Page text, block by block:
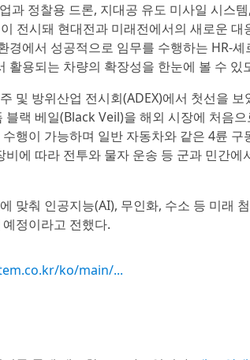
과 정찰용 드론, 지대공 유도 미사일 시스
전시돼 현대전과 미래전에서의 새로운 대
경에서 성공적으로 임무를 수행하는 HR-셰
활용되는 차량의 확장성을 한눈에 볼 수 있
및 방위산업 전시회(ADEX)에서 첫선을 보
랙 베일(Black Veil)을 해외 시장에 처음
행이 가능하며 일반 자동차와 같은 4륜 구
에 따라 전투와 물자 운송 등 군과 민간에
맞춰 인공지능(AI), 무인화, 수소 등 미래
정이라고 전했다.
ko/main/...